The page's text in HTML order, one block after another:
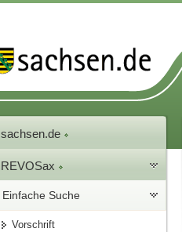
sachsen.de
REVOSax
Einfache Suche
Vorschrift